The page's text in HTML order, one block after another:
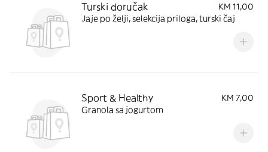
Turski doručak
KM 11,00
Jaje po želji, selekcija priloga, turski čaj
Sport & Healthy
KM 7,00
Granola sa jogurtom